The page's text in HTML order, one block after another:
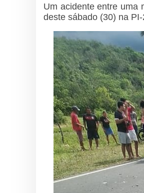
Um acidente entre uma
deste sábado (30) na